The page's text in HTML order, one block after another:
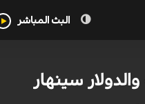
البث المباشر
سينهار